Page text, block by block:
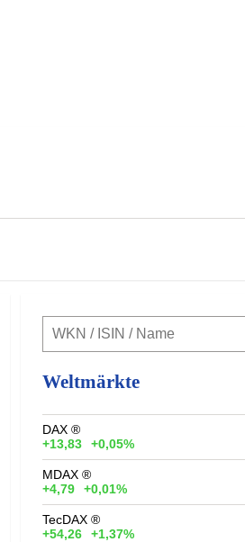
Weltmärkte
DAX ®
+13,83
+0,05%
MDAX ®
+4,79
+0,01%
TecDAX ®
+54,26
+1,37%